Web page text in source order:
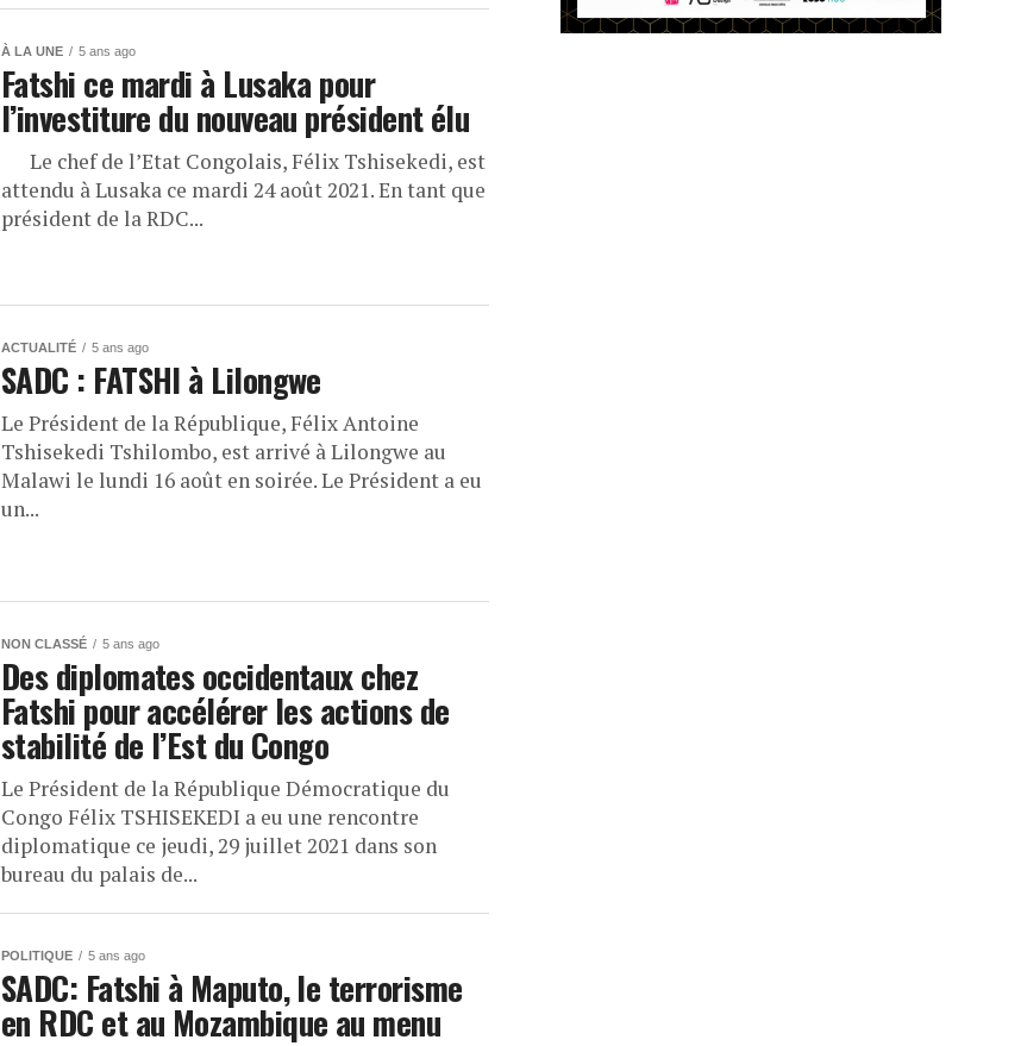
À LA UNE 5 ans ago
Fatshi ce mardi à Lusaka pour
l’investiture du nouveau président élu
Le chef de l’Etat Congolais, Félix Tshisekedi, est
attendu à Lusaka ce mardi 24 août 2021. En tant que
président de la RDC...
ACTUALITÉ 5 ans ago
SADC : FATSHI à Lilongwe
Le Président de la République, Félix Antoine
Tshisekedi Tshilombo, est arrivé à Lilongwe au
Malawi le lundi 16 août en soirée. Le Président a eu
un...
NON CLASSÉ 5 ans ago
Des diplomates occidentaux chez
Fatshi pour accélérer les actions de
stabilité de l’Est du Congo
Le Président de la République Démocratique du
Congo Félix TSHISEKEDI a eu une rencontre
diplomatique ce jeudi, 29 juillet 2021 dans son
bureau du palais de...
POLITIQUE 5 ans ago
SADC: Fatshi à Maputo, le terrorisme
en RDC et au Mozambique au menu